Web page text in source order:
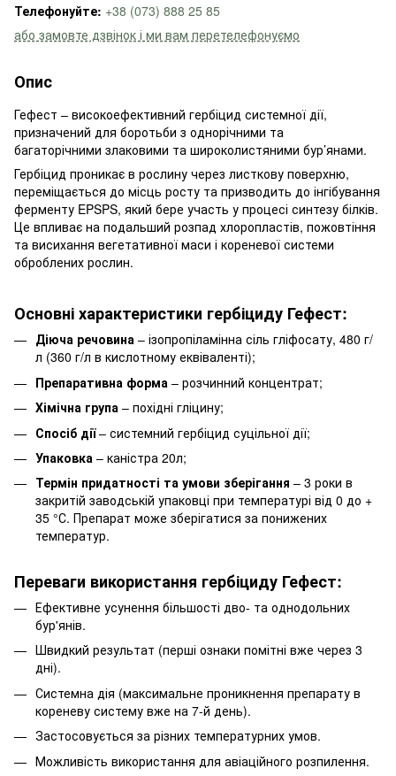
Телефонуйте: +38 (073) 888 25 85
або замовте дзвінок і ми вам перетелефонуємо
Опис
Гефест – високоефективний гербіцид системної дії,
призначений для боротьби з однорічними та
багаторічними злаковими та широколистяними бур’янами.
Гербіцид проникає в рослину через листкову поверхню,
переміщається до місць росту та призводить до інгібування
ферменту EPSPS, який бере участь у процесі синтезу білків.
Це впливає на подальший розпад хлоропластів, пожовтіння
та висихання вегетативної маси і кореневої системи
оброблених рослин.
Основні характеристики гербіциду Гефест:
Діюча речовина – ізопропіламінна сіль гліфосату, 480 г/
л (360 г/л в кислотному еквіваленті);
Препаративна форма – розчинний концентрат;
Хімічна група – похідні гліцину;
Спосіб дії– системний гербіцид суцільної дії;
Упаковка – каністра 20л;
Термін придатності та умови зберігання – 3 роки в
закритій заводській упаковці при температурі від 0 до +
35 °С. Препарат може зберігатися за понижених
температур.
Переваги використання гербіциду Гефест:
Ефективне усунення більшості дво- та однодольних
бур'янів.
Швидкий результат (перші ознаки помітні вже через 3
дні).
Системна дія (максимальне проникнення препарату в
кореневу систему вже на 7-й день).
Застосовується за різних температурних умов.
Можливість використання для авіаційного розпилення.